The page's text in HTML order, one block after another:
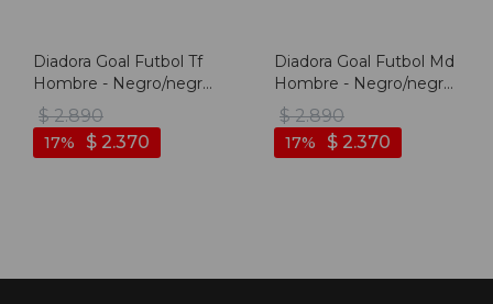
Diadora Goal Futbol Tf
Hombre - Negro/negro
- Negro-negro
$ 2.890
$ 2.370
17
Diadora Goal Futbol Md
Hombre - Negro/negro
- Negro-negro
$ 2.890
$ 2.370
17